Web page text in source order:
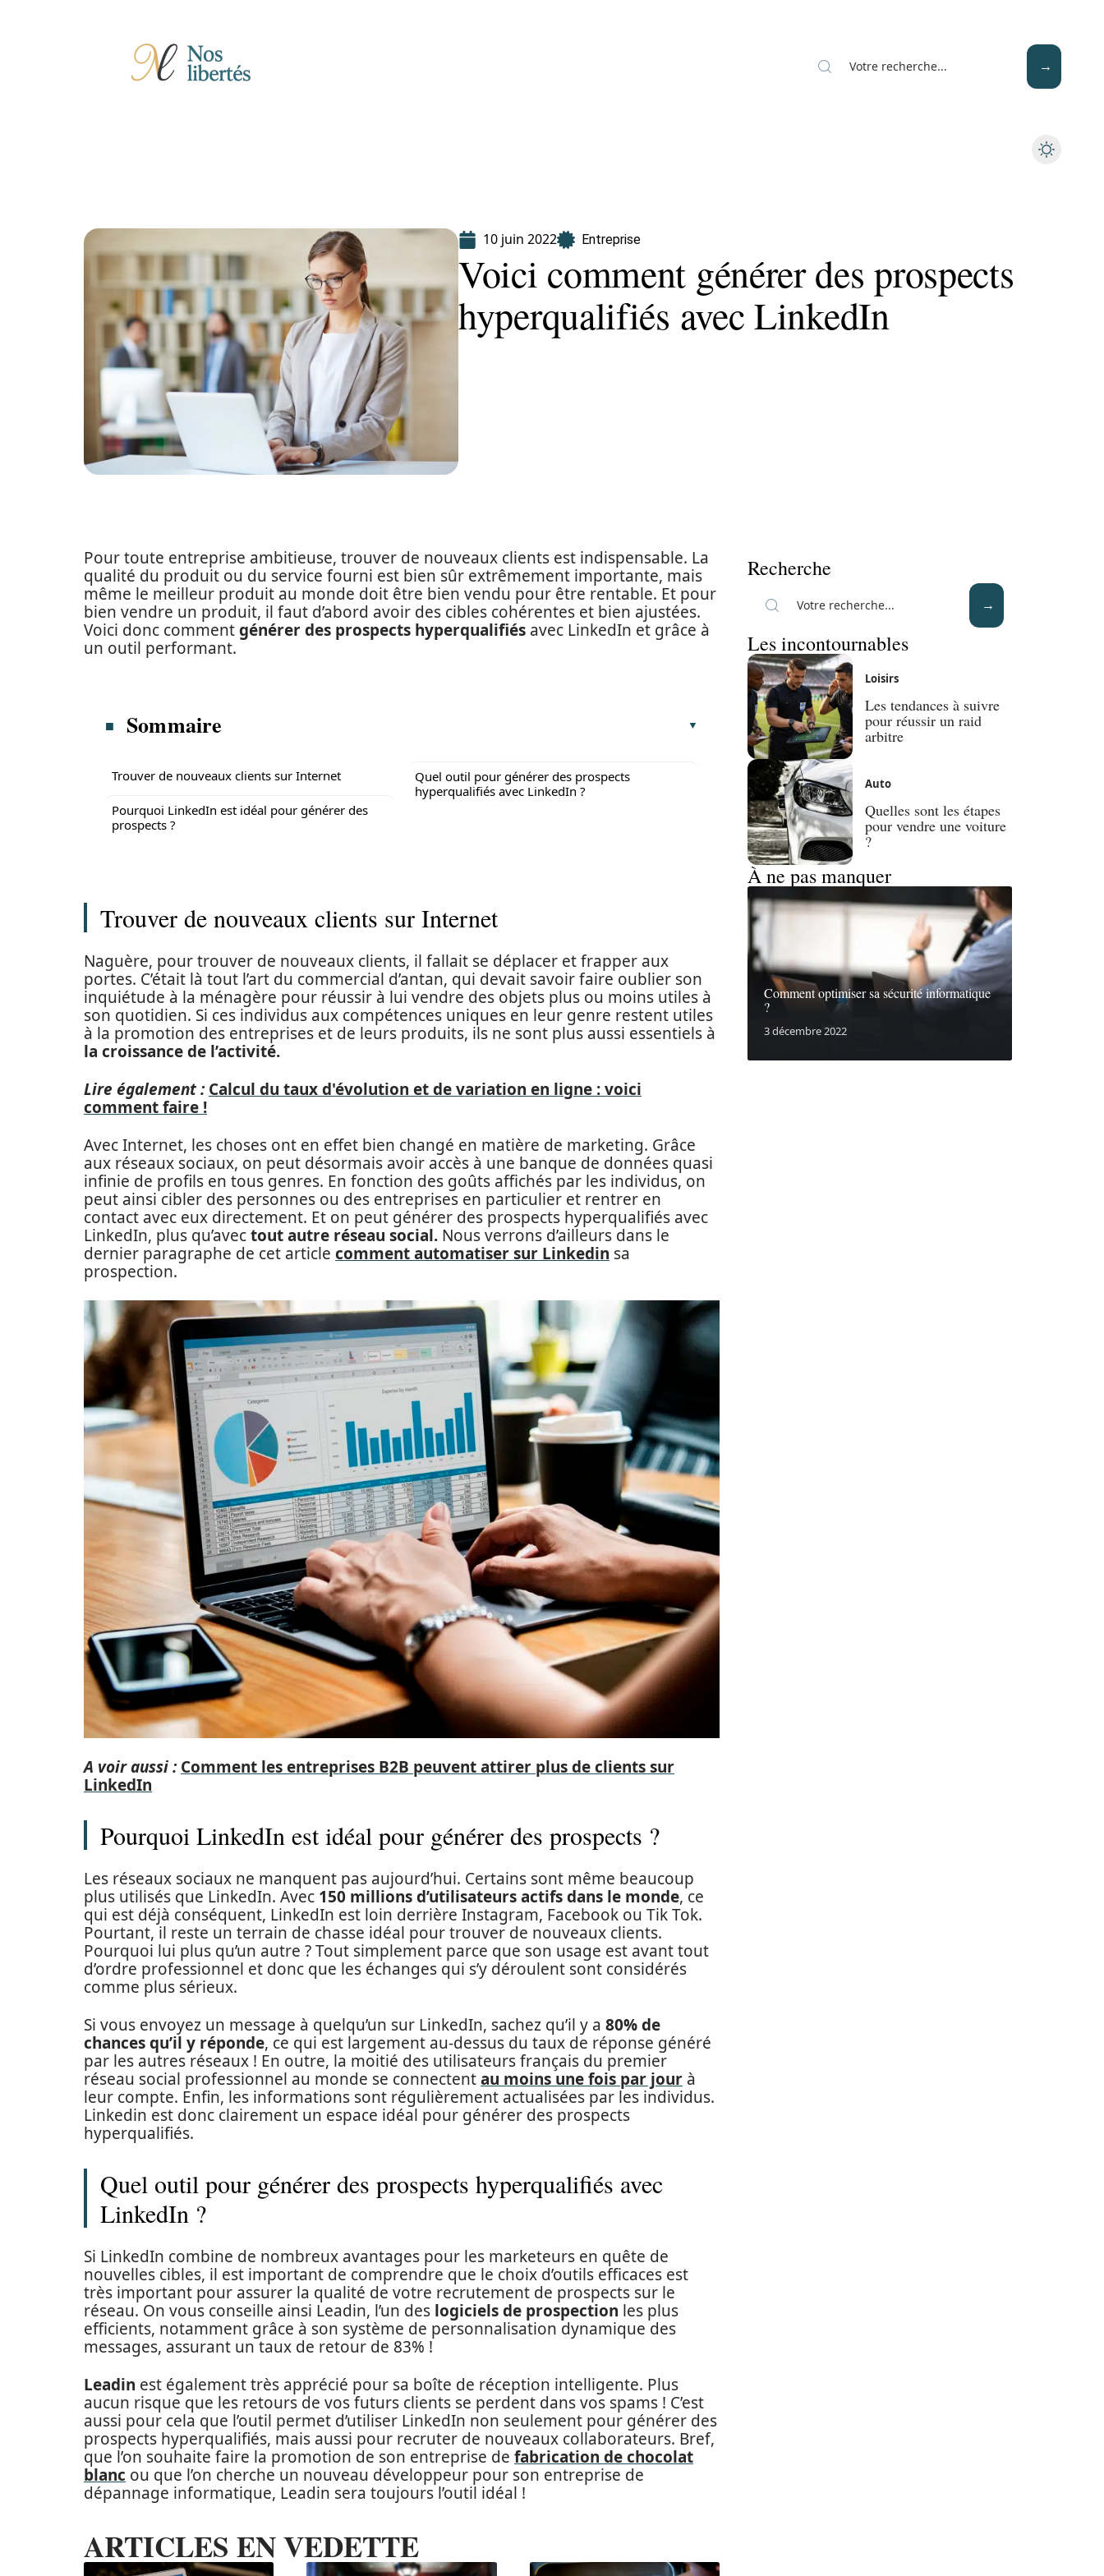
10 juin 2022 Entreprise
Voici comment générer des prospects
hyperqualifiés avec LinkedIn
Pour toute entreprise ambitieuse, trouver de nouveaux clients est indispensable. La
qualité du produit ou du service fourni est bien sûr extrêmement importante, mais
même le meilleur produit au monde doit être bien vendu pour être rentable. Et pour
bien vendre un produit, il faut d’abord avoir des cibles cohérentes et bien ajustées.
Voici donc commentgénérer des prospects hyperqualifiés avec LinkedIn et grâce à
un outil performant.
Sommaire
Trouver de nouveaux clients sur Internet
Pourquoi LinkedIn est idéal pour générer des
prospects ?
Quel outil pour générer des prospects
hyperqualifiés avec LinkedIn ?
Trouver de nouveaux clients sur Internet
Naguère, pour trouver de nouveaux clients, il fallait se déplacer et frapper aux
portes. C’était là tout l’art du commercial d’antan, qui devait savoir faire oublier son
inquiétude à la ménagère pour réussir à lui vendre des objets plus ou moins utiles à
son quotidien. Si ces individus aux compétences uniques en leur genre restent utiles
à la promotion des entreprises et de leurs produits, ils ne sont plus aussi essentiels à
la croissance de l’activité.
Lire également : Calcul du taux d'évolution et de variation en ligne : voici
comment faire !
Avec Internet, les choses ont en effet bien changé en matière de marketing. Grâce
aux réseaux sociaux, on peut désormais avoir accès à une banque de données quasi
infinie de profils en tous genres. En fonction des goûts affichés par les individus, on
peut ainsi cibler des personnes ou des entreprises en particulier et rentrer en
contact avec eux directement. Et on peut générer des prospects hyperqualifiés avec
LinkedIn, plus qu’avectout autre réseau social. Nous verrons d’ailleurs dans le
dernier paragraphe de cet article comment automatiser sur Linkedin sa
prospection.
A voir aussi : Comment les entreprises B2B peuvent attirer plus de clients sur
LinkedIn
Pourquoi LinkedIn est idéal pour générer des prospects ?
Les réseaux sociaux ne manquent pas aujourd’hui. Certains sont même beaucoup
plus utilisés que LinkedIn. Avec 150 millions d’utilisateurs actifs dans le monde, ce
qui est déjà conséquent, LinkedIn est loin derrière Instagram, Facebook ou Tik Tok.
Pourtant, il reste un terrain de chasse idéal pour trouver de nouveaux clients.
Pourquoi lui plus qu’un autre ? Tout simplement parce que son usage est avant tout
d’ordre professionnel et donc que les échanges qui s’y déroulent sont considérés
comme plus sérieux.
Si vous envoyez un message à quelqu’un sur LinkedIn, sachez qu’il y a 80% de
chances qu’il y réponde, ce qui est largement au-dessus du taux de réponse généré
par les autres réseaux ! En outre, la moitié des utilisateurs français du premier
réseau social professionnel au monde se connectentau moins une fois par jour à
leur compte. Enfin, les informations sont régulièrement actualisées par les individus.
Linkedin est donc clairement un espace idéal pour générer des prospects
hyperqualifiés.
Quel outil pour générer des prospects hyperqualifiés avec
LinkedIn ?
Si LinkedIn combine de nombreux avantages pour les marketeurs en quête de
nouvelles cibles, il est important de comprendre que le choix d’outils efficaces est
très important pour assurer la qualité de votre recrutement de prospects sur le
réseau. On vous conseille ainsi Leadin, l’un des logiciels de prospection les plus
efficients, notamment grâce à son système de personnalisation dynamique des
messages, assurant un taux de retour de 83% !
Leadin est également très apprécié pour sa boîte de réception intelligente. Plus
aucun risque que les retours de vos futurs clients se perdent dans vos spams ! C’est
aussi pour cela que l’outil permet d’utiliser LinkedIn non seulement pour générer des
prospects hyperqualifiés, mais aussi pour recruter de nouveaux collaborateurs. Bref,
que l’on souhaite faire la promotion de son entreprise de fabrication de chocolat
blanc ou que l’on cherche un nouveau développeur pour son entreprise de
dépannage informatique, Leadin sera toujours l’outil idéal !
ARTICLES EN VEDETTE
Recherche
Les incontournables
Loisirs
Les tendances à suivre
pour réussir un raid
arbitre
Auto
Quelles sont les étapes
pour vendre une voiture
?
À ne pas manquer
Comment optimiser sa sécurité informatique
?
3 décembre 2022